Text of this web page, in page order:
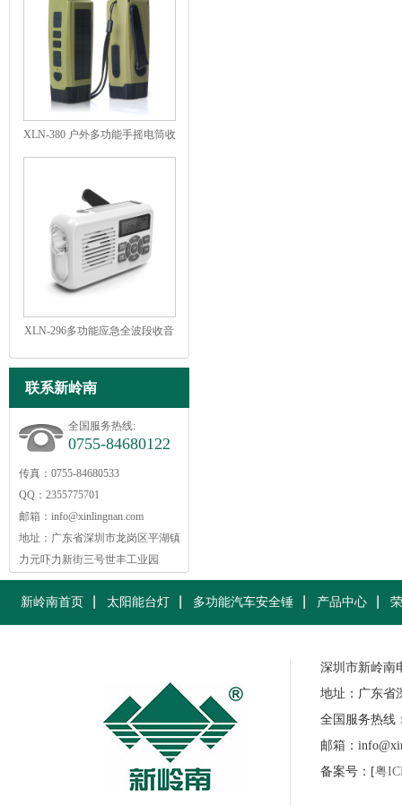
XLN-380 户外多功能手摇电筒收
XLN-296多功能应急全波段收音
联系新岭南
全国服务热线:
0755-84680122
传真：0755-84680533
QQ：2355775701
邮箱：info@xinlingnan.com
地址：广东省深圳市龙岗区平湖镇
力元吓力新街三号世丰工业园
新岭南首页 太阳能台灯 多功能汽车安全锤 产品中心
深圳市新岭南
地址：广东省
全国服务热线
邮箱：
备案号：[粤